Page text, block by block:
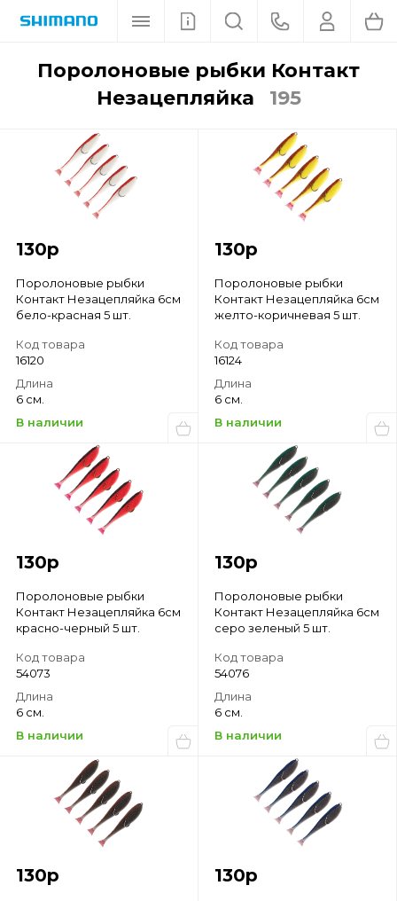
поролоновые рыбки Контакт
Незацепляйка
195
130р
Поролоновые рыбки
Контакт Незацепляйка 6см
бело-красная 5 шт.
Код товара
16120
Длина
6 см.
В наличии
130р
Поролоновые рыбки
Контакт Незацепляйка 6см
желто-коричневая 5 шт.
Код товара
16124
Длина
6 см.
В наличии
130р
Поролоновые рыбки
Контакт Незацепляйка 6см
красно-черный 5 шт.
Код товара
54073
Длина
6 см.
В наличии
130р
Поролоновые рыбки
Контакт Незацепляйка 6см
серо зеленый 5 шт.
Код товара
54076
Длина
6 см.
В наличии
130р 130р